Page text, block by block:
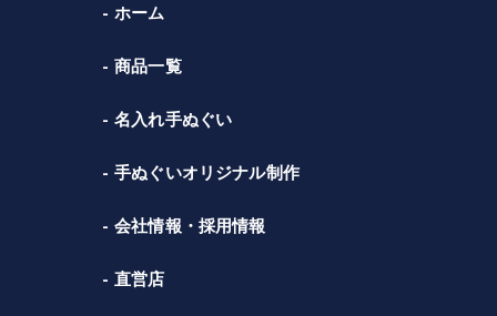
ホーム
商品一覧
名入れ手ぬぐい
手ぬぐいオリジナル制作
会社情報・採用情報
直営店